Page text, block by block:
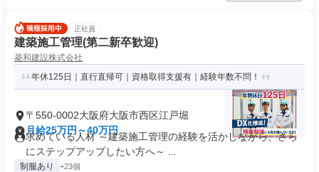
正社員
建築施工管理(第二新卒歓迎)
菱和建設株式会社
年休125日｜直行直帰可｜資格取得支援有｜経験年数不問！
〒550-0002大阪府大阪市西区江戸堀
月給25万円～40万円
求めている人材 ～建築施工管理の経験を活かしながら、さら
にステップアップしたい方へ～ ...
制服あり +23個